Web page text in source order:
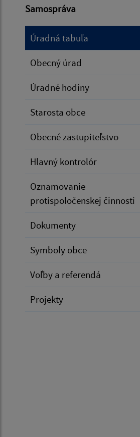
Samospráva
Úradná tabuľa
Obecný úrad
Úradné hodiny
Starosta obce
Obecné zastupiteľstvo
Hlavný kontrolór
Oznamovanie
protispoločenskej činnosti
Dokumenty
Symboly obce
Voľby a referendá
Projekty